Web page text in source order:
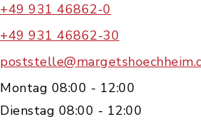
+49 931 46862-0
+49 931 46862-30
Montag 08:00 - 12:00
Dienstag 08:00 - 12:00